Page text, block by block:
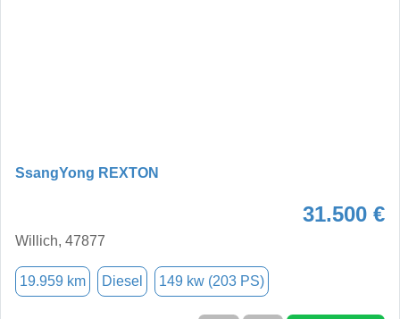
SsangYong REXTON
31.500 €
Willich, 47877
19.959 km Diesel 149 kw (203 PS)